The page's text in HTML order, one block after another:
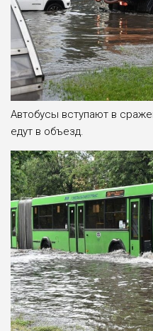
Автобусы вступают в
едут в объезд.